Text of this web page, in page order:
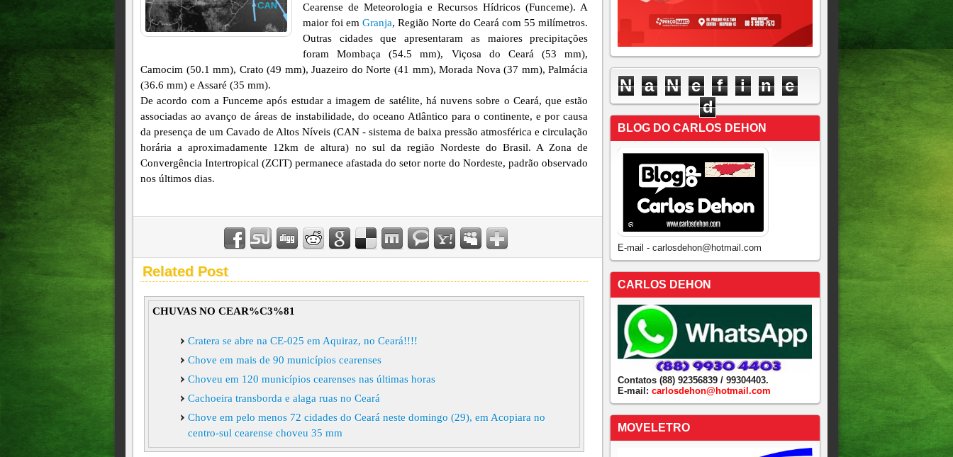
Cearense de Meteorologia e Recursos Hídricos (Funceme). A
maior foi em Granja, Região Norte do Ceará com 55 milímetros.
Outras cidades que apresentaram as maiores precipitações
foram Mombaça (54.5 mm), Viçosa do Ceará (53 mm),
Camocim (50.1 mm), Crato (49 mm), Juazeiro do Norte (41 mm), Morada Nova (37 mm), Palmácia
(36.6 mm) e Assaré (35 mm).
De acordo com a Funceme após estudar a imagem de satélite, há nuvens sobre o Ceará, que estão
associadas ao avanço de áreas de instabilidade, do oceano Atlântico para o continente, e por causa
da presença de um Cavado de Altos Níveis (CAN - sistema de baixa pressão atmosférica e circulação
horária a aproximadamente 12km de altura) no sul da região Nordeste do Brasil. A Zona de
Convergência Intertropical (ZCIT) permanece afastada do setor norte do Nordeste, padrão observado
nos últimos dias.
Related Post
CHUVAS NO CEAR%C3%81
Cratera se abre na CE-025 em Aquiraz, no Ceará!!!!
Chove em mais de 90 municípios cearenses
Choveu em 120 municípios cearenses nas últimas horas
Cachoeira transborda e alaga ruas no Ceará
Chove em pelo menos 72 cidades do Ceará neste domingo (29), em Acopiara no
centro-sul cearense choveu 35 mm
Aurora no Cariri registrou a maior chuva do final de semana!!!!90 mm, Em Acopiara
N a N e f i n
e
d
BLOG DO CARLOS DEHON
E-mail - carlosdehon@hotmail.com
CARLOS DEHON
Contatos (88) 92356839 / 99304403.
E-mail: carlosdehon@hotmail.com
MOVELETRO